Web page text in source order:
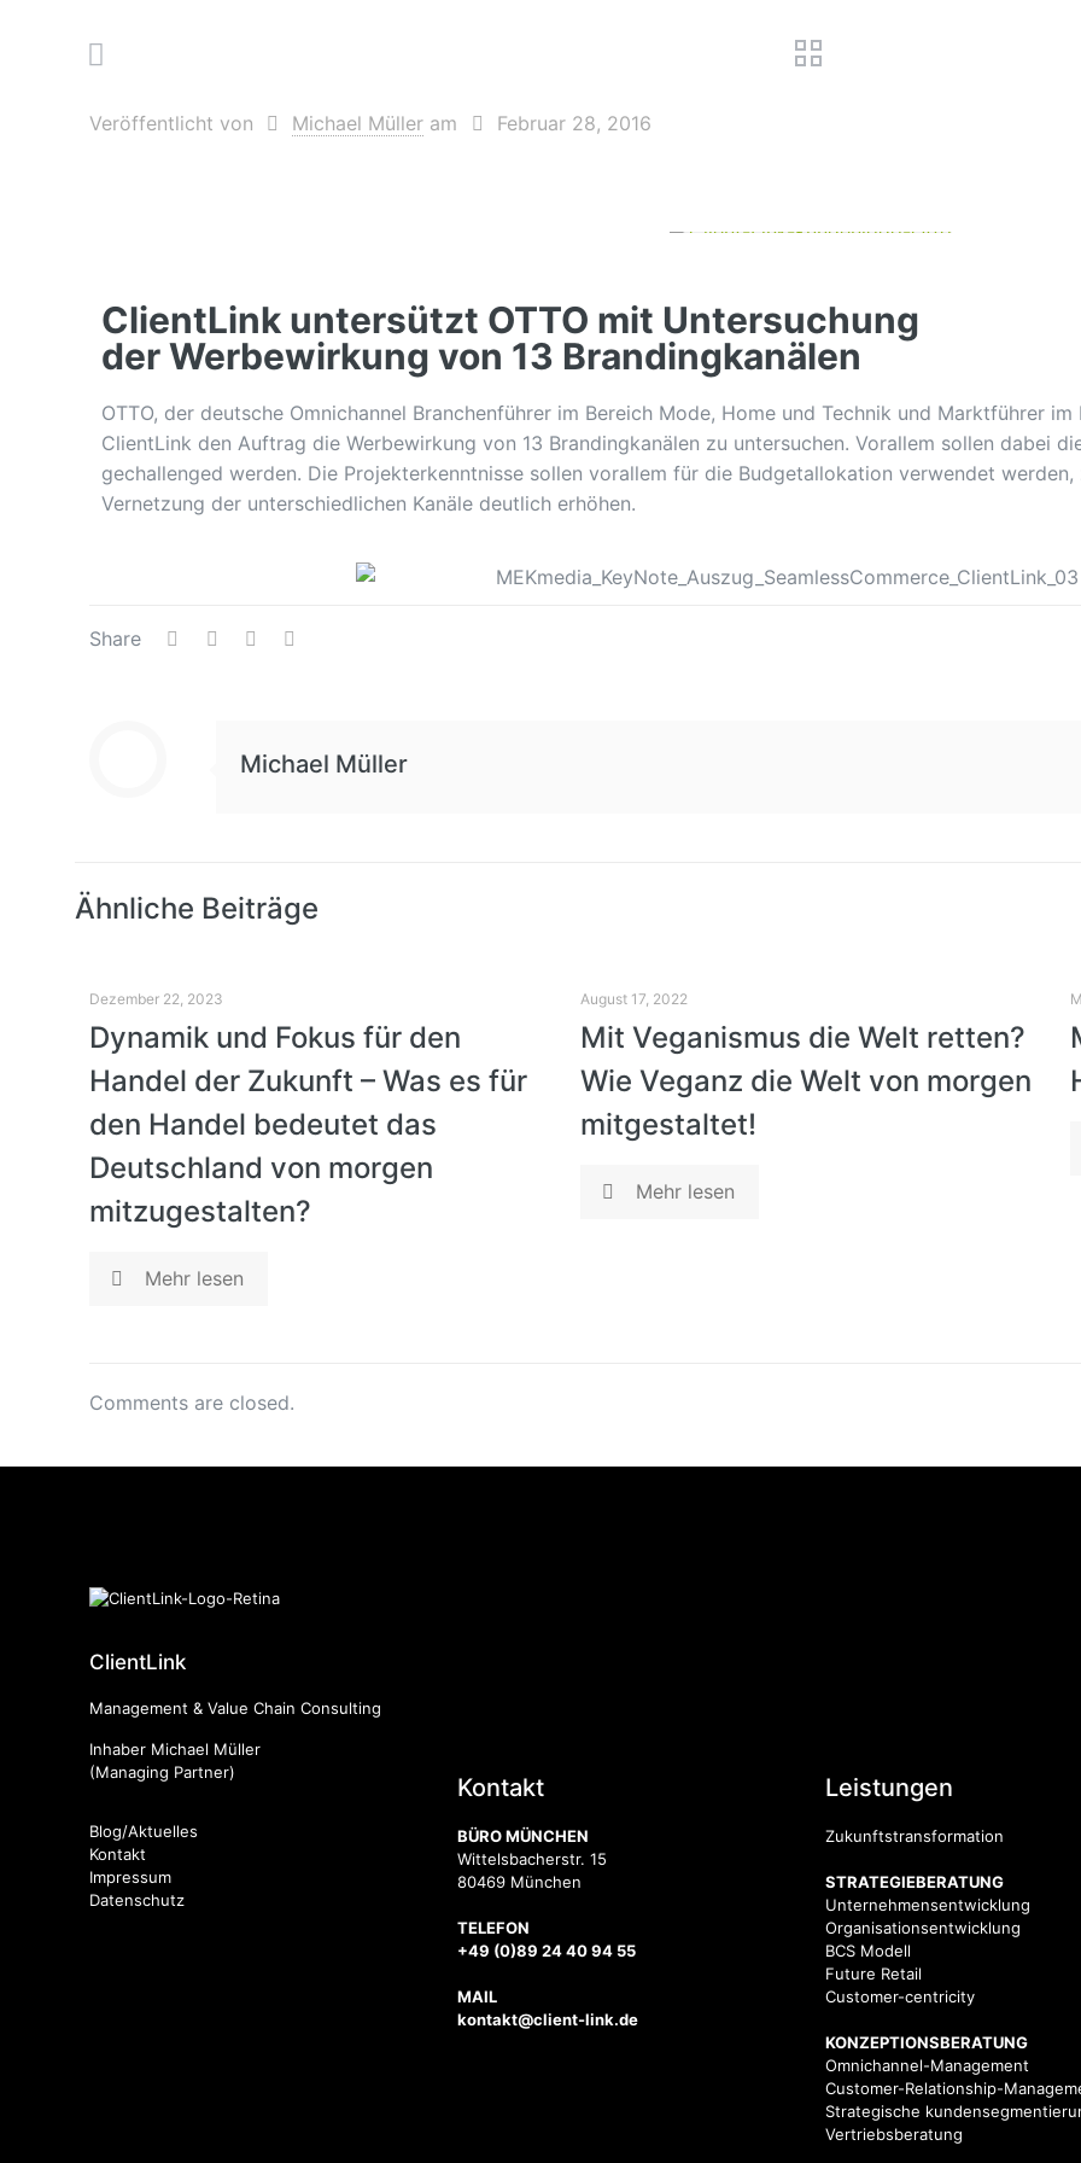
Veröffentlicht von Michael Müller am Februar 28, 2016
ClientLink untersützt OTTO mit Untersuchung
der Werbewirkung von 13 Brandingkanälen
OTTO, der deutsche Omnichannel Branchenführer im Bereich Mode, Home und Technik und Marktführer
ClientLink den Auftrag die Werbewirkung von 13 Brandingkanälen zu untersuchen. Vorallem sollen dabei
gechallenged werden. Die Projekterkenntnisse sollen vorallem für die Budgetallokation verwendet
Vernetzung der unterschiedlichen Kanäle deutlich erhöhen.
Share
Michael Müller
Ähnliche Beiträge
Dezember 22, 2023
Dynamik und Fokus für den
Handel der Zukunft – Was es für
den Handel bedeutet das
Deutschland von morgen
mitzugestalten?
Mehr lesen
August 17, 2022
Mit Veganismus die Welt retten?
Wie Veganz die Welt von morgen
mitgestaltet!
Mehr lesen
Comments are closed.
ClientLink
Management & Value Chain Consulting
Inhaber Michael Müller
(Managing Partner)
Blog/Aktuelles
Kontakt
Impressum
Datenschutz
Kontakt
BÜRO MÜNCHEN
Wittelsbacherstr. 15
80469 München
TELEFON
+49 (0)89 24 40 94 55
MAIL
kontakt@client-link.de
Leistungen
Zukunftstransformation
STRATEGIEBERATUNG
Unternehmensentwicklung
Organisationsentwicklung
BCS Modell
Future Retail
Customer-centricity
KONZEPTIONSBERATUNG
Omnichannel-Management
Customer-Relationship-
Strategische
Vertriebsberatung